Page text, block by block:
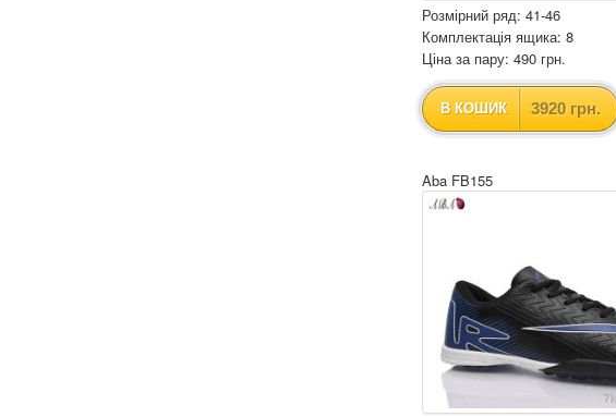
Розмірний ряд: 41-46
Комплектація ящика: 8
Ціна за пару: 490 грн.
В КОШИК 3920 грн.
Aba FB155